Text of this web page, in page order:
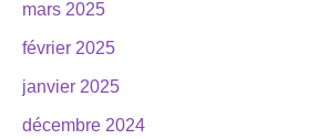
mars 2025
février 2025
janvier 2025
décembre 2024